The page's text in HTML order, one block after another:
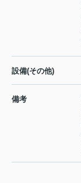
設備(その他)
備考